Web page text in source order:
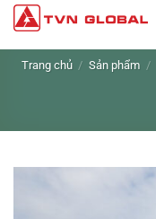
Skip
content
Trang chủ / Sản phẩm /